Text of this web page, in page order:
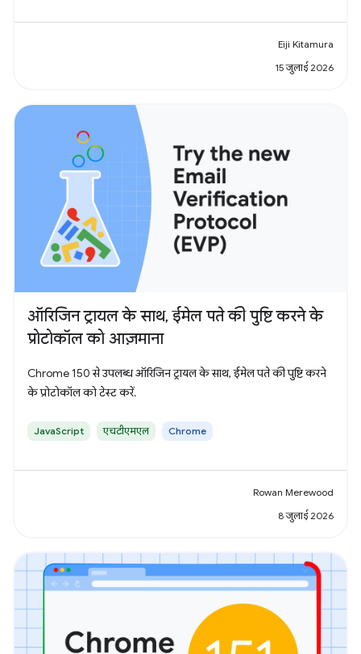
Eiji Kitamura
15 जुलाई 2026
ऑरिजिन ट्रायल के साथ, ईमेल पते की पुष्टि करने के
प्रोटोकॉल को आज़माना
Chrome 150 से उपलब्ध ऑरिजिन ट्रायल के साथ, ईमेल पते की पुष्टि करने
के प्रोटोकॉल को टेस्ट करें.
JavaScript एचटीएमएल Chrome
Rowan Merewood
8 जुलाई 2026